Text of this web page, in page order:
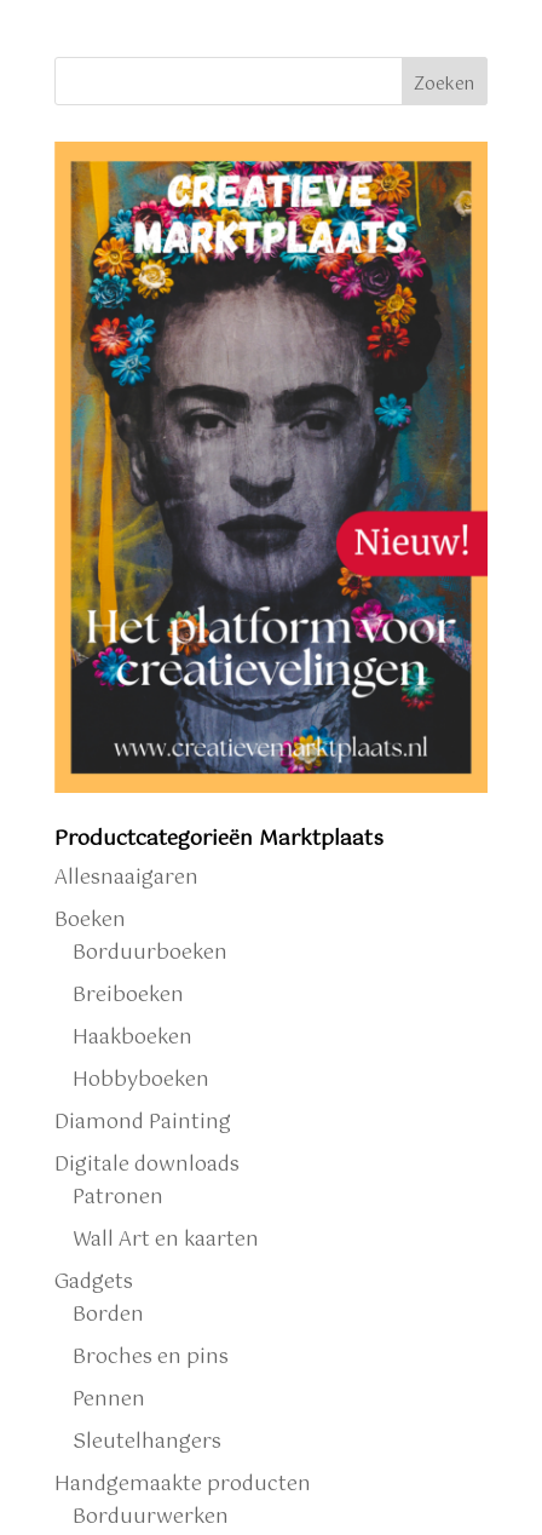
Zoeken
Productcategorieën Marktplaats
Allesnaaigaren
Boeken
Borduurboeken
Breiboeken
Haakboeken
Hobbyboeken
Diamond Painting
Digitale downloads
Patronen
Wall Art en kaarten
Gadgets
Borden
Broches en pins
Pennen
Sleutelhangers
Handgemaakte producten
Borduurwerken